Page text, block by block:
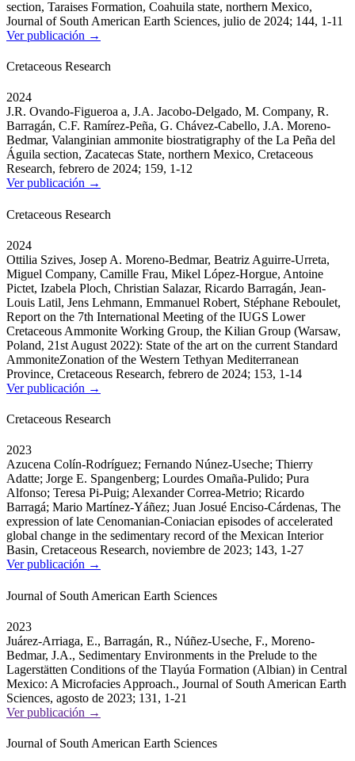
section, Taraises Formation, Coahuila state, northern Mexico,
Journal of South American Earth Sciences, julio de 2024; 144, 1-11
Ver publicación →
Cretaceous Research
2024
J.R. Ovando-Figueroa a, J.A. Jacobo-Delgado, M. Company, R.
Barragán, C.F. Ramírez-Peña, G. Chávez-Cabello, J.A. Moreno-
Bedmar, Valanginian ammonite biostratigraphy of the La Peña del
Águila section, Zacatecas State, northern Mexico, Cretaceous
Research, febrero de 2024; 159, 1-12
Ver publicación →
Cretaceous Research
2024
Ottilia Szives, Josep A. Moreno-Bedmar, Beatriz Aguirre-Urreta,
Miguel Company, Camille Frau, Mikel López-Horgue, Antoine
Pictet, Izabela Ploch, Christian Salazar, Ricardo Barragán, Jean-
Louis Latil, Jens Lehmann, Emmanuel Robert, Stéphane Reboulet,
Report on the 7th International Meeting of the IUGS Lower
Cretaceous Ammonite Working Group, the Kilian Group (Warsaw,
Poland, 21st August 2022): State of the art on the current Standard
AmmoniteZonation of the Western Tethyan Mediterranean
Province, Cretaceous Research, febrero de 2024; 153, 1-14
Ver publicación →
Cretaceous Research
2023
Azucena Colín-Rodríguez; Fernando Núnez-Useche; Thierry
Adatte; Jorge E. Spangenberg; Lourdes Omaña-Pulido; Pura
Alfonso; Teresa Pi-Puig; Alexander Correa-Metrio; Ricardo
Barragá; Mario Martínez-Yáñez; Juan Josué Enciso-Cárdenas, The
expression of late Cenomanian-Coniacian episodes of accelerated
global change in the sedimentary record of the Mexican Interior
Basin, Cretaceous Research, noviembre de 2023; 143, 1-27
Ver publicación →
Journal of South American Earth Sciences
2023
Juárez-Arriaga, E., Barragán, R., Núñez-Useche, F., Moreno-
Bedmar, J.A., Sedimentary Environments in the Prelude to the
Lagerstätten Conditions of the Tlayúa Formation (Albian) in Central
Mexico: A Microfacies Approach., Journal of South American Earth
Sciences, agosto de 2023; 131, 1-21
Ver publicación →
Journal of South American Earth Sciences